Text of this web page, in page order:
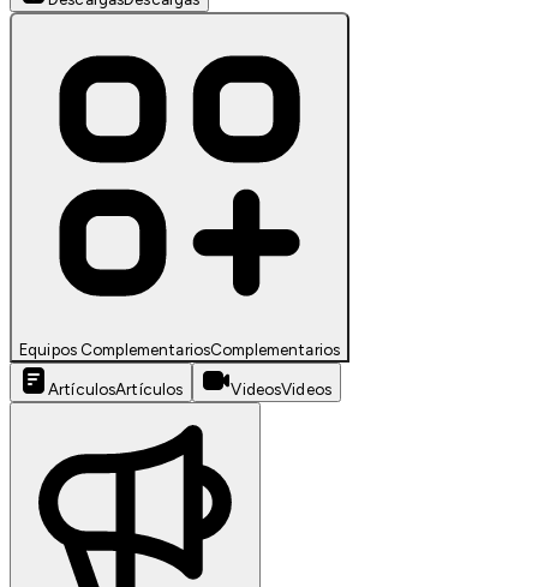
Equipos ComplementariosComplementarios
ArtículosArtículos VideosVideos